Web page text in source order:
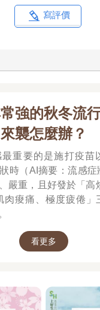
寫評價
強的秋冬流
來襲怎麼辦？
重要的是施打疫苗
時（AI摘要：流感症
嚴重，且好發於「高
肉痠痛、極度疲倦」
看更多